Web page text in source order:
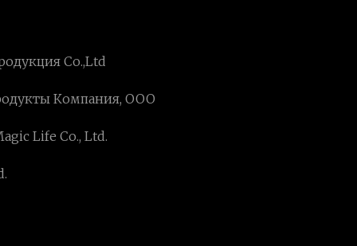
Co.,Ltd
Компания, ООО
Life Co., Ltd.